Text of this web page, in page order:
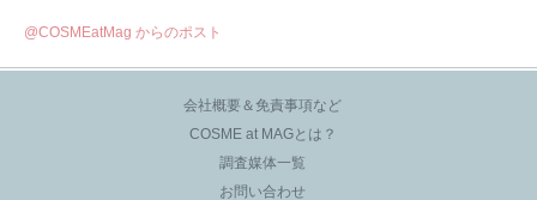
@COSMEatMag からのポスト
会社概要＆免責事項など
COSME at MAGとは？
調査媒体一覧
お問い合わせ